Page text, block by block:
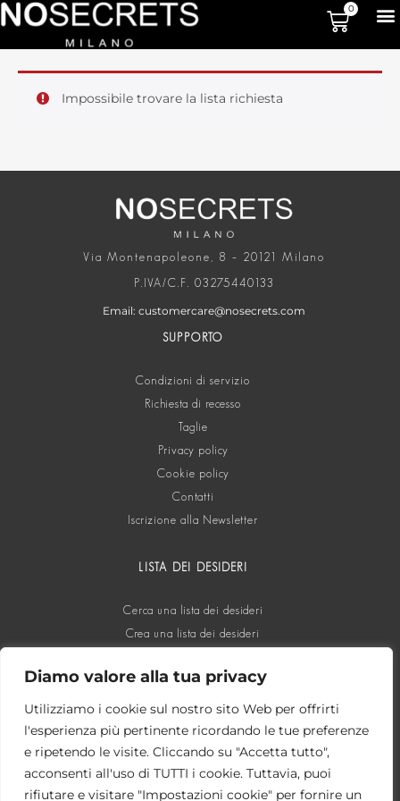
Diamo valore alla tua privacy
Utilizziamo i cookie sul nostro sito Web per offrirti
l'esperienza più pertinente ricordando le tue preferenze
e ripetendo le visite. Cliccando su "Accetta tutto",
acconsenti all'uso di TUTTI i cookie. Tuttavia, puoi
rifiutare e visitare "Impostazioni cookie" per fornire un
0
Impossibile trovare la lista richiesta
Via Montenapoleone, 8 – 20121 Milano
P.IVA/C.F. 03275440133
Email: customercare@nosecrets.com
SUPPORTO
Condizioni di servizio
Richiesta di recesso
Taglie
Privacy policy
Cookie policy
Contatti
Iscrizione alla Newsletter
LISTA DEI DESIDERI
Cerca una lista dei desideri
Crea una lista dei desideri
SOCIAL